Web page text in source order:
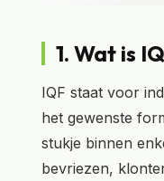
1. Wat is
IQF staat voor
het gewenste
stukje binnen
bevriezen,